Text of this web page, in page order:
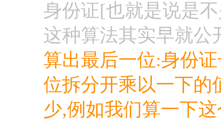
身份证[也就是说是
这种算法其实早就公
算出最后一位:身份
位拆分开乘以一下的
少,例如我们算一下